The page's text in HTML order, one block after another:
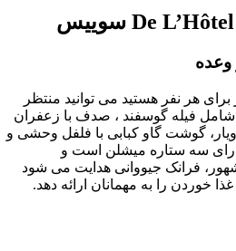
به پرداخت 415 دلار برای هر نفر هستید می توانید منتظر
شامل فیله گوسفند ، صدف با زعفران
گوشت گاو کبابی با فلفل وحشی و
سه ستاره میشلن است و
فرانک جیووانی هدایت می شود
خوردن را به مهمانان ارائه دهد.